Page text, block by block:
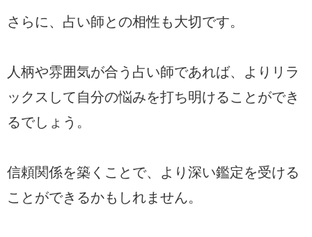
さらに、占い師との相性も大切です。
人柄や雰囲気が合う占い師であれば、よりリラ
ックスして自分の悩みを打ち明けることができ
るでしょう。
信頼関係を築くことで、より深い鑑定を受ける
ことができるかもしれません。